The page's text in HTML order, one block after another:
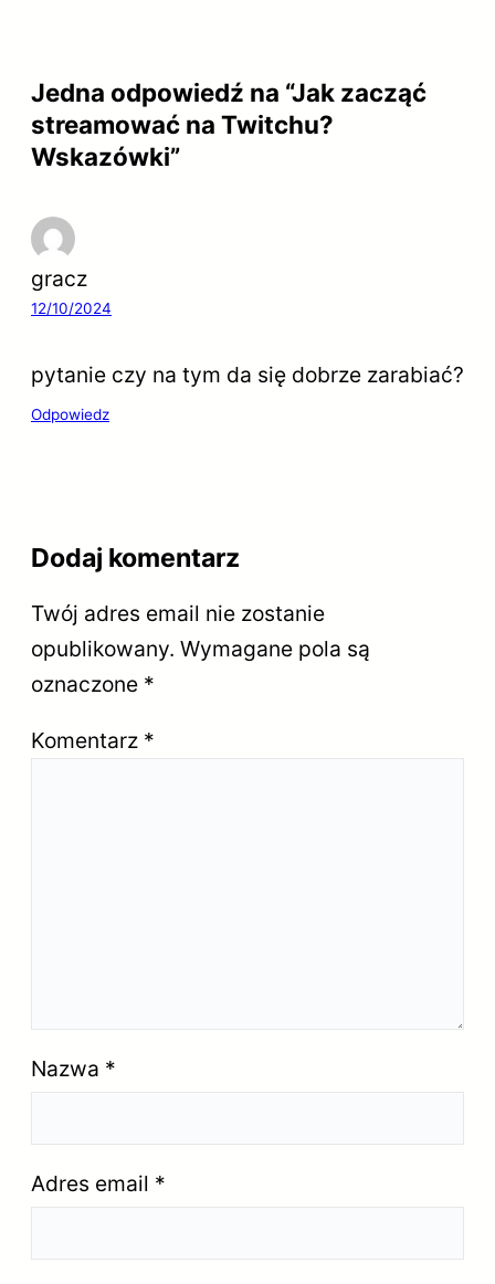
Jedna odpowiedź na “Jak zacząć
streamować na Twitchu?
Wskazówki”
gracz
12/10/2024
pytanie czy na tym da się dobrze zarabiać?
Odpowiedz
Dodaj komentarz
Twój adres email nie zostanie
opublikowany. Wymagane pola są
oznaczone *
Komentarz *
Nazwa *
Adres email *